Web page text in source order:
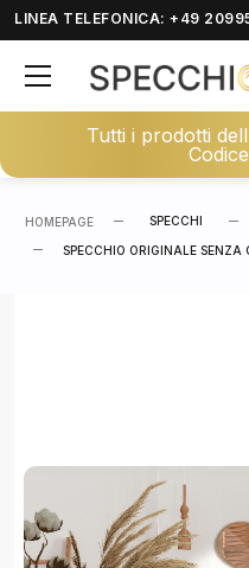
LINEA TELEFONICA: +49
Tutti i prodotti
HOMEPAGE SPECCHI
SPECCHIO ORIGINALE